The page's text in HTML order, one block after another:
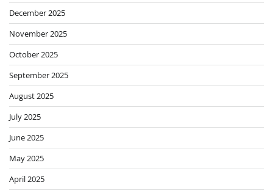
December 2025
November 2025
October 2025
September 2025
August 2025
July 2025
June 2025
May 2025
April 2025